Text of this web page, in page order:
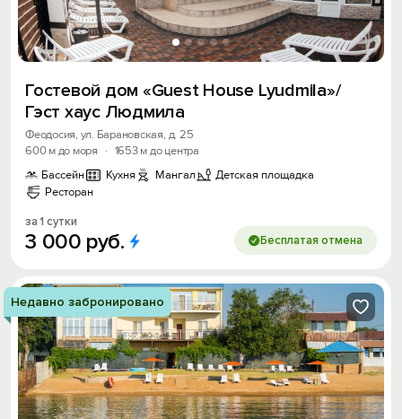
Гостевой дом «Guest House Lyudmila»/
Гэст хаус Людмила
Феодосия, ул. Барановская, д. 25
600 м до моря
· 1653 м до центра
Бассейн
Кухня Мангал
Детская площадка
Ресторан
за 1 сутки
3 000 руб. Бесплатая отмена
Недавно забронировано